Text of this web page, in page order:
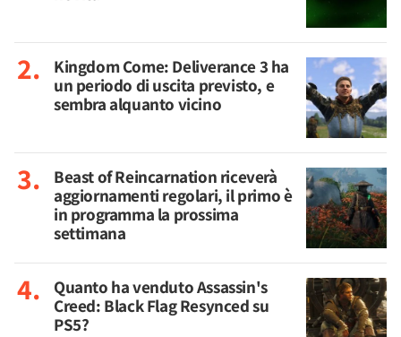
Kingdom Come: Deliverance 3 ha
un periodo di uscita previsto, e
sembra alquanto vicino
Beast of Reincarnation riceverà
aggiornamenti regolari, il primo è
in programma la prossima
settimana
Quanto ha venduto Assassin's
Creed: Black Flag Resynced su
PS5?